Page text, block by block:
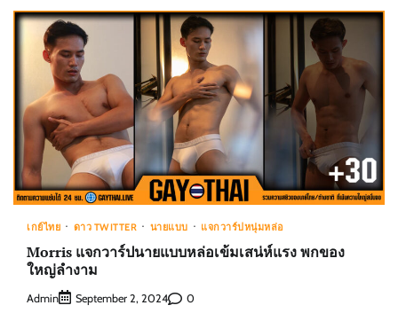
เกย์ไทย ดาว TWITTER นายแบบ แจกวาร์ปหนุ่มหล่อ
Morris แจกวาร์ปนายแบบหล่อเข้มเสน่ห์แรง พกของ
ใหญ่ลำงาม
Admin September 2, 2024 0